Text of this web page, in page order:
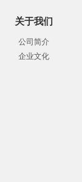
关于我们
公司简介
企业文化